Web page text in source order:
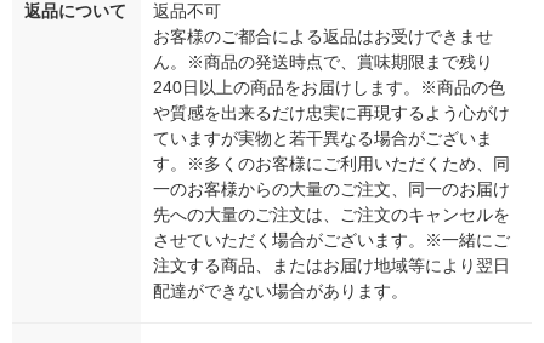
返品について
返品不可
お客様のご都合による返品はお受けできませ
ん。※商品の発送時点で、賞味期限まで残り
240日以上の商品をお届けします。※商品の色
や質感を出来るだけ忠実に再現するよう心がけ
ていますが実物と若干異なる場合がございま
す。※多くのお客様にご利用いただくため、同
一のお客様からの大量のご注文、同一のお届け
先への大量のご注文は、ご注文のキャンセルを
させていただく場合がございます。※一緒にご
注文する商品、またはお届け地域等により翌日
配達ができない場合があります。